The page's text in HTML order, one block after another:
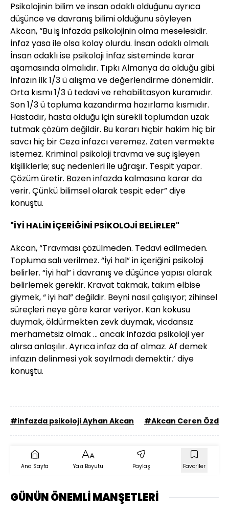
Psikolojinin bilim ve insan odaklı olduğunu ayrıca
düşünce ve davranış bilimi olduğunu söyleyen
Akcan, “Bu iş infazda psikolojinin olma meselesidir.
İnfaz yasa ile olsa kolay olurdu. İnsan odaklı olmalı.
İnsan odaklı ise psikoloji İnfaz sisteminde karar
aşamasında olmalıdır. Tıpkı Almanya da olduğu gibi.
İnfazın ilk 1/3 ü alışma ve değerlendirme dönemidir.
Orta kısmı 1/3 ü tedavi ve rehabilitasyon kuramıdır.
Son 1/3 ü topluma kazandırma hazırlama kısmıdır.
Hastadır, hasta olduğu için sürekli toplumdan uzak
tutmak çözüm değildir. Bu kararı hiçbir hakim hiç bir
savcı hiç bir Ceza infazcı veremez. Zaten vermekte
istemez. Kriminal psikoloji travma ve suç işleyen
kişiliklerle; suç nedenleri ile uğraşır. Tespit yapar.
Çözüm üretir. Bazen infazda kalmasına karar da
verir. Çünkü bilimsel olarak tespit eder” diye
konuştu.
"İYİ HALİN İÇERİĞİNİ PSİKOLOJİ BELİRLER"
Akcan, “Travması çözülmeden. Tedavi edilmeden.
Topluma salı verilmez. “İyi hal” in içeriğini psikoloji
belirler. “İyi hal” i davranış ve düşünce yapısı olarak
belirlemek gerekir. Kravat takmak, takım elbise
giymek, “ iyi hal” değildir. Beyni nasıl çalışıyor; zihinsel
süreçleri neye göre karar veriyor. Kan kokusu
duymak, öldürmekten zevk duymak, vicdansız
merhametsiz olmak ... ancak infazda psikoloji yer
alırsa anlaşılır. Ayrıca infaz da af olmaz. Af demek
infazın delinmesi yok sayılmadı demektir.’ diye
konuştu.
#infazda psikoloji Ayhan Akcan #Akcan Ceren
Ana Sayfa Yazı Boyutu Paylaş Favoriler
GÜNÜN ÖNEMLİ MANŞETLERİ